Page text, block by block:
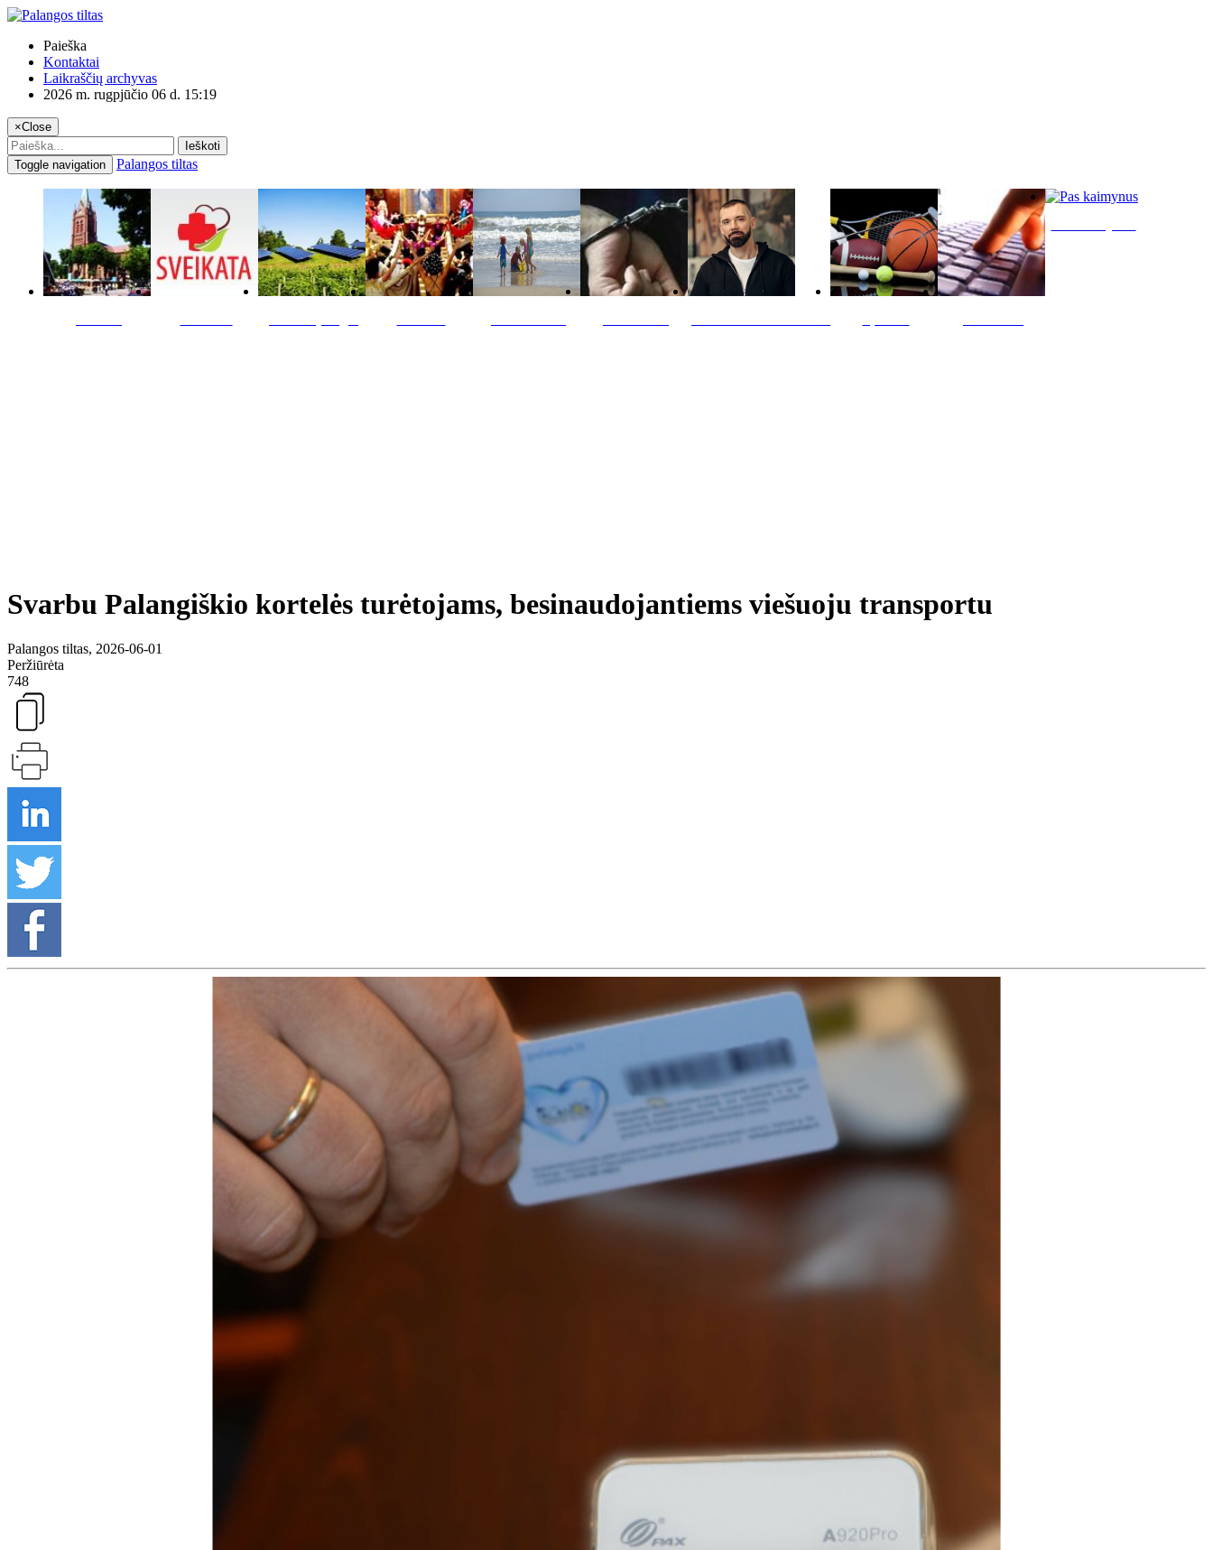
Paieška
Kontaktai
Laikraščių archyvas
2026 m. rugpjūčio 06 d. 15:19
×Close
Ieškoti
Toggle navigation
Palangos tiltas
Svarbu Palangiškio kortelės turėtojams, besinaudojantiems viešuoju transportu
Palangos tiltas, 2026-06-01
Peržiūrėta
748